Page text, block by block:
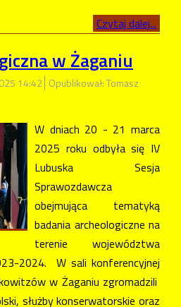
Czytaj dalej...
w Żaganiu
14:42 Opublikował: Tomasz
W dniach 20 - 21 marca
2025 roku odbyła się IV
Lubuska Sesja
Sprawozdawcza
obejmująca tematyką
badania archeologiczne na
terenie województwa
2024. W sali konferencyjnej
w Żaganiu zgromadzili
służby konserwatorskie oraz